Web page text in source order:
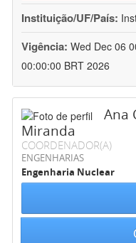
Instituição/UF/País:
Vigência: Wed Dec 06
00:00:00 BRT 2026
Ana
Miranda
COORDENADOR(A)
ENGENHARIAS
Engenharia Nuclear